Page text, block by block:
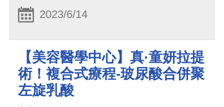
2023/6/14
【美容醫學中心】真·童妍拉提
術！複合式療程-玻尿酸合併聚
左旋乳酸